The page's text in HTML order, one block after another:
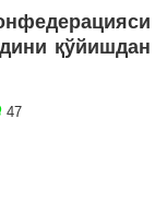
қўйишдан
47